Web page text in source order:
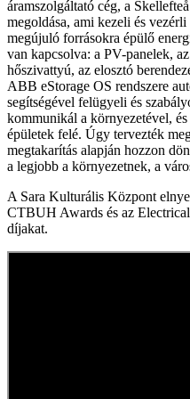
áramszolgáltató cég, a
megoldása, ami kezeli és
megújuló forrásokra épülő
van kapcsolva: a PV-panelek,
hőszivattyú, az elosztó
ABB eStorage OS rendszere
segítségével felügyeli és
kommunikál a környezetével,
épületek felé. Úgy tervezték
megtakarítás alapján hozzon
a legjobb a környezetnek, a
A Sara Kulturális Központ
CTBUH Awards és az
díjakat.